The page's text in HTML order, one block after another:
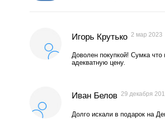
Игорь Крутько 2 мар 2023
Доволен покупкой! Сумка что
адекватную цену.
Иван Белов 29 декабря
Долго искали в подарок на